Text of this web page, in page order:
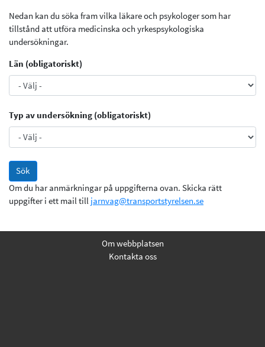
Nedan kan du söka fram vilka läkare och psykologer som har
tillstånd att utföra medicinska och yrkespsykologiska
undersökningar.
Län (obligatoriskt)
Typ av undersökning (obligatoriskt)
Om du har anmärkningar på uppgifterna ovan. Skicka rätt
uppgifter i ett mail till jarnvag@transportstyrelsen.se
Om webbplatsen
Kontakta oss